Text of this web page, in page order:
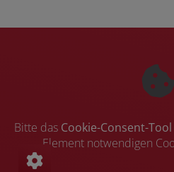
Bitte das Cookie-Consent-
Element notwendigen